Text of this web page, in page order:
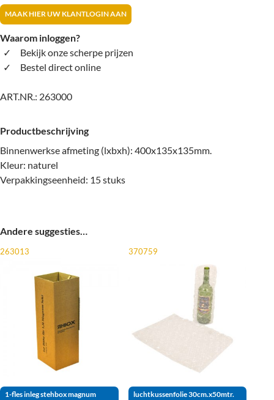
MAAK HIER UW KLANTLOGIN AAN
Waarom inloggen?
Bekijk onze scherpe prijzen
Bestel direct online
ART.NR.: 263000
Productbeschrijving
Binnenwerkse afmeting (lxbxh): 400x135x135mm.
Kleur: naturel
Verpakkingseenheid: 15 stuks
Andere suggesties…
263013
1-fles inleg stehbox magnum
370759
luchtkussenfolie 30cm.x50mtr.